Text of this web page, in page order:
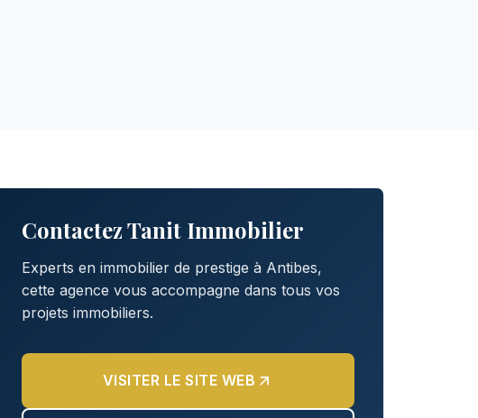
Contactez Tanit Immobilier
Experts en immobilier de prestige à Antibes,
cette agence vous accompagne dans tous vos
projets immobiliers.
VISITER LE SITE WEB